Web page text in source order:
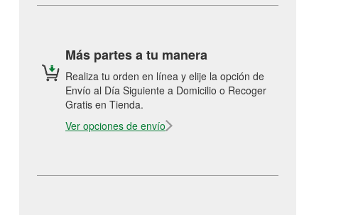
Más partes a tu manera
Realiza tu orden en línea y elije la opción de
Envío al Día Siguiente a Domicilio o Recoger
Gratis en Tienda.
Ver opciones de envío